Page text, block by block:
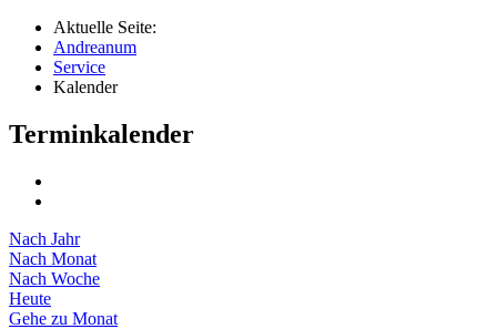
Aktuelle Seite:
Andreanum
Service
Kalender
Terminkalender
Nach Jahr
Nach Monat
Nach Woche
Heute
Gehe zu Monat